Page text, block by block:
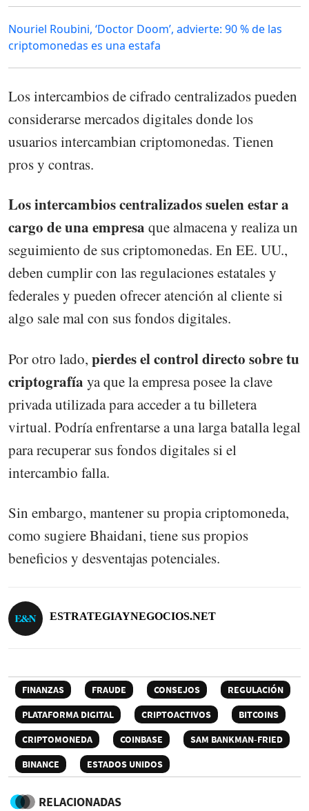
Nouriel Roubini, ‘Doctor Doom’, advierte: 90 % de las
criptomonedas es una estafa
Los intercambios de cifrado centralizados pueden
considerarse mercados digitales donde los
usuarios intercambian criptomonedas. Tienen
pros y contras.
Los intercambios centralizados suelen estar a
cargo de una empresa que almacena y realiza un
seguimiento de sus criptomonedas. En EE. UU.,
deben cumplir con las regulaciones estatales y
federales y pueden ofrecer atención al cliente si
algo sale mal con sus fondos digitales.
Por otro lado, pierdes el control directo sobre tu
criptografía ya que la empresa posee la clave
privada utilizada para acceder a tu billetera
virtual. Podría enfrentarse a una larga batalla legal
para recuperar sus fondos digitales si el
intercambio falla.
Sin embargo, mantener su propia criptomoneda,
como sugiere Bhaidani, tiene sus propios
beneficios y desventajas potenciales.
ESTRATEGIAYNEGOCIOS.NET
FINANZAS FRAUDE CONSEJOS
REGULACIÓN
PLATAFORMA DIGITAL
CRIPTOACTIVOS
BITCOINS
CRIPTOMONEDA
COINBASE
SAM BANKMAN-FRIED
BINANCE
ESTADOS UNIDOS
RELACIONADAS